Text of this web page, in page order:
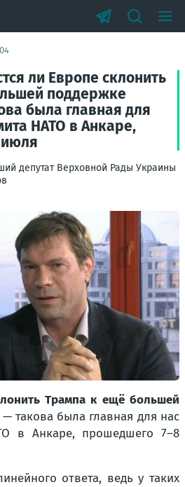
ли Европе склонить
поддержке
была главная для
НАТО в Анкаре,
депутат Верховной Рады Украины
Трампа к ещё большей
— такова была главная для нас
в Анкаре, прошедшего 7–8
ответа, ведь у таких